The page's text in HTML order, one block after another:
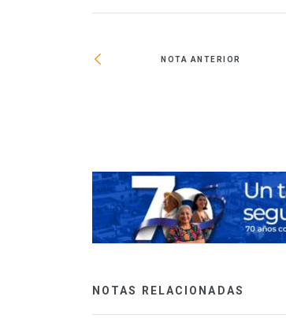
NOTA ANTERIOR
NOTAS RELACIONADAS